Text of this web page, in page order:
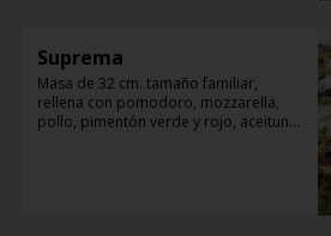
Suprema
Masa de 32 cm. tamaño familiar,
rellena con pomodoro, mozzarella,
pollo, pimentón verde y rojo, aceituna